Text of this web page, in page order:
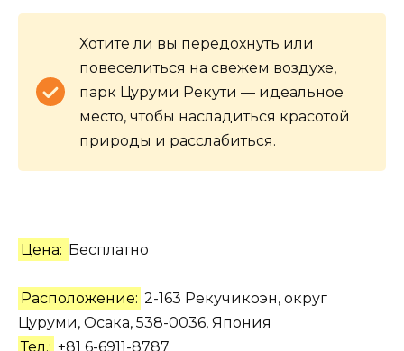
Хотите ли вы передохнуть или
повеселиться на свежем воздухе,
парк Цуруми Рекути — идеальное
место, чтобы насладиться красотой
природы и расслабиться.
Цена: Бесплатно
Расположение: 2-163 Рекучикоэн, округ
Цуруми, Осака, 538-0036, Япония
Тел.: +81 6-6911-8787